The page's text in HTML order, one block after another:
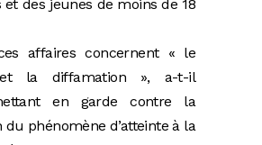
et des jeunes de moins de 18
affaires concernent « le
et la diffamation », a-t-il
en garde contre la
du phénomène d’atteinte à la